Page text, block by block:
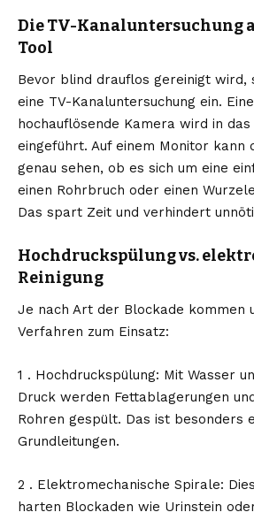
Die TV-Kanaluntersuchung
Tool
Bevor blind drauflos gereinigt wird,
eine TV-Kanaluntersuchung ein.
hochauflösende Kamera wird in
eingeführt. Auf einem Monitor kann
genau sehen, ob es sich um eine
einen Rohrbruch oder einen
Das spart Zeit und verhindert
Hochdruckspülung vs.
Reinigung
Je nach Art der Blockade kommen
Verfahren zum Einsatz:
1 . Hochdruckspülung: Mit Wasser
Druck werden Fettablagerungen
Rohren gespült. Das ist besonders
Grundleitungen.
2 . Elektromechanische Spirale:
harten Blockaden wie Urinstein